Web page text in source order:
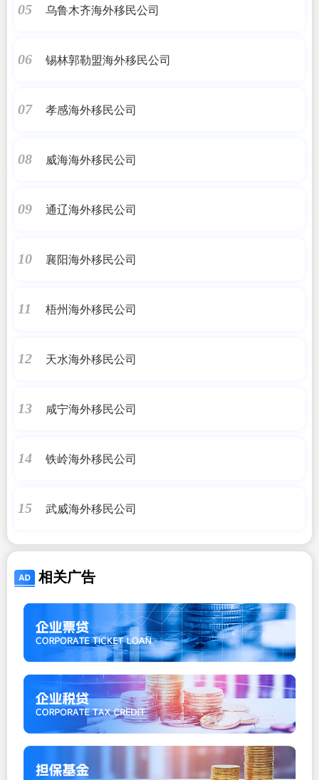
05 乌鲁木齐海外移民公司
06 锡林郭勒盟海外移民公司
07 孝感海外移民公司
08 威海海外移民公司
09 通辽海外移民公司
10 襄阳海外移民公司
11 梧州海外移民公司
12 天水海外移民公司
13 咸宁海外移民公司
14 铁岭海外移民公司
15 武威海外移民公司
相关广告